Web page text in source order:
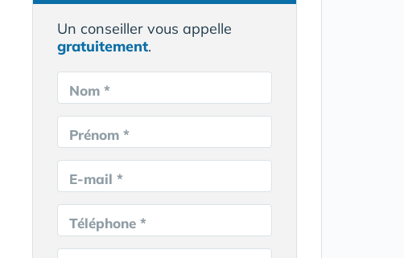
Un conseiller vous appelle
gratuitement.
Nom *
Prénom *
E-mail *
Téléphone *